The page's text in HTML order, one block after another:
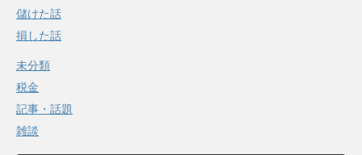
儲けた話
損した話
未分類
税金
記事・話題
雑談